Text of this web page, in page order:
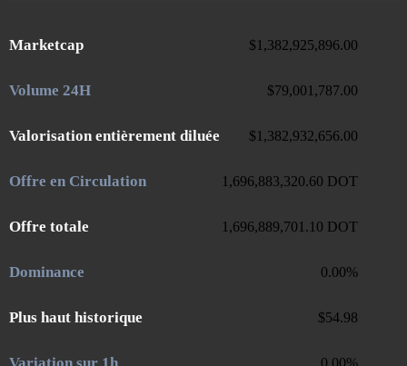
Marketcap $1,382,925,896.00
Volume 24H $79,001,787.00
Valorisation entièrement diluée $1,382,932,656.00
Offre en Circulation 1,696,883,320.60 DOT
Offre totale 1,696,889,701.10 DOT
Dominance 0.00%
Plus haut historique $54.98
0.00%